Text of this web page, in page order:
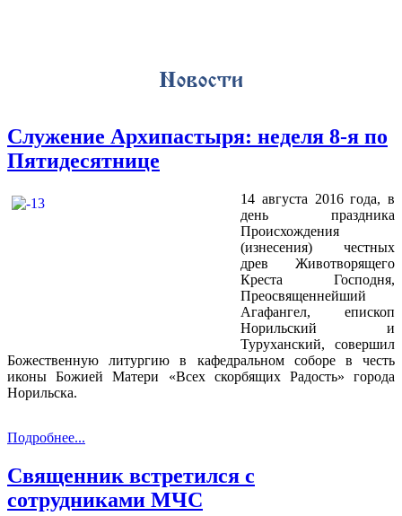
Служение Архипастыря: неделя 8-я по
Пятидесятнице
14 августа 2016 года, в
день праздника
Происхождения
(изнесения) честных
древ Животворящего
Креста Господня,
Преосвященнейший
Агафангел, епископ
Норильский и
Туруханский, совершил
Божественную литургию в кафедральном соборе в честь
иконы Божией Матери «Всех скорбящих Радость» города
Норильска.
Подробнее...
Священник встретился с
сотрудниками МЧС